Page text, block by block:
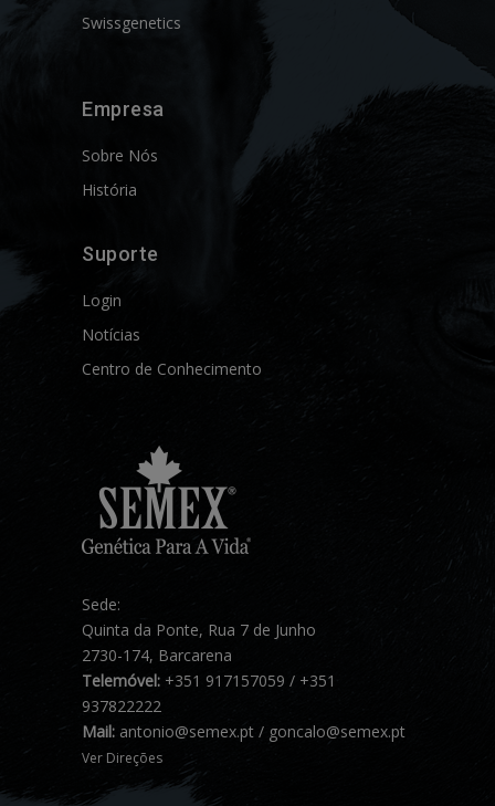
Swissgenetics
Empresa
Sobre Nós
História
Suporte
Login
Notícias
Centro de Conhecimento
Sede:
Quinta da Ponte, Rua 7 de Junho
2730-174, Barcarena
Telemóvel: +351 917157059 / +351
937822222
Mail: antonio@semex.pt / goncalo@semex.pt
Ver Direções